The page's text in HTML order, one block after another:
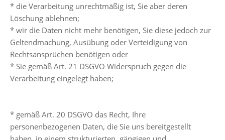
* die Verarbeitung unrechtmäßig ist, Sie aber deren
Löschung ablehnen;
* wir die Daten nicht mehr benötigen, Sie diese jedoch zur
Geltendmachung, Ausübung oder Verteidigung von
Rechtsansprüchen benötigen oder
* Sie gemäß Art. 21 DSGVO Widerspruch gegen die
Verarbeitung eingelegt haben;
* gemäß Art. 20 DSGVO das Recht, Ihre
personenbezogenen Daten, die Sie uns bereitgestellt